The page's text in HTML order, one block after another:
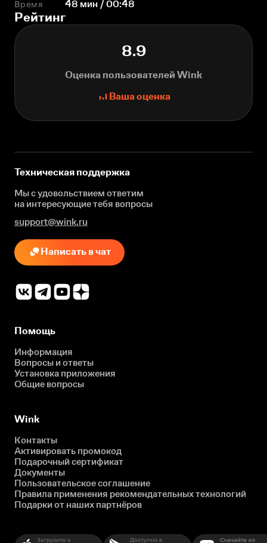
Время 48 мин / 00:48
Рейтинг
8.9
Оценка пользователей Wink
Ваша оценка
Техническая поддержка
Мы с удовольствием ответим
на интересующиетебя вопросы
support@wink.ru
Написать в чат
Помощь
Информация
Вопросы и ответы
Установка приложения
Общие вопросы
Wink
Контакты
Активировать промокод
Подарочный сертификат
Документы
Пользовательское соглашение
Правила применения рекомендательных технологий
Подарки от наших партнёров